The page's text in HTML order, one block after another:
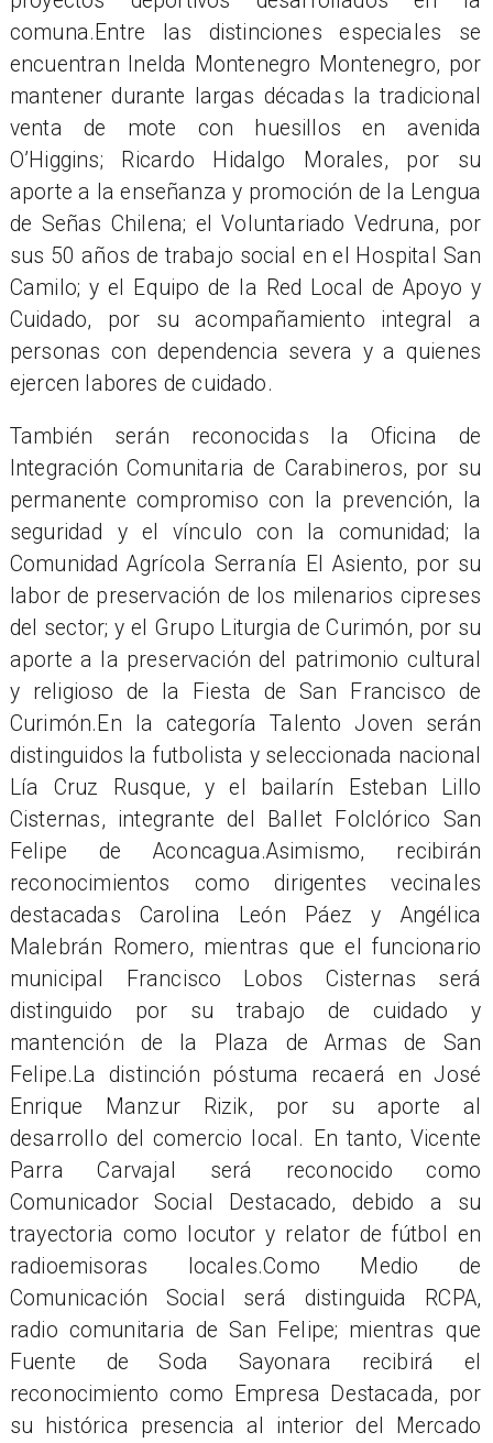
comuna.Entre las distinciones especiales se
encuentran Inelda Montenegro Montenegro, por
mantener durante largas décadas la tradicional
venta de mote con huesillos en avenida
O’Higgins; Ricardo Hidalgo Morales, por su
aporte a la enseñanza y promoción de la Lengua
de Señas Chilena; el Voluntariado Vedruna, por
sus 50 años de trabajo social en el Hospital San
Camilo; y el Equipo de la Red Local de Apoyo y
Cuidado, por su acompañamiento integral a
personas con dependencia severa y a quienes
ejercen labores de cuidado.
También serán reconocidas la Oficina de
Integración Comunitaria de Carabineros, por su
permanente compromiso con la prevención, la
seguridad y el vínculo con la comunidad; la
Comunidad Agrícola Serranía El Asiento, por su
labor de preservación de los milenarios cipreses
del sector; y el Grupo Liturgia de Curimón, por su
aporte a la preservación del patrimonio cultural
y religioso de la Fiesta de San Francisco de
Curimón.En la categoría Talento Joven serán
distinguidos la futbolista y seleccionada nacional
Lía Cruz Rusque, y el bailarín Esteban Lillo
Cisternas, integrante del Ballet Folclórico San
Felipe de Aconcagua.Asimismo, recibirán
reconocimientos como dirigentes vecinales
destacadas Carolina León Páez y Angélica
Malebrán Romero, mientras que el funcionario
municipal Francisco Lobos Cisternas será
distinguido por su trabajo de cuidado y
mantención de la Plaza de Armas de San
Felipe.La distinción póstuma recaerá en José
Enrique Manzur Rizik, por su aporte al
desarrollo del comercio local. En tanto, Vicente
Parra Carvajal será reconocido como
Comunicador Social Destacado, debido a su
trayectoria como locutor y relator de fútbol en
radioemisoras locales.Como Medio de
Comunicación Social será distinguida RCPA,
radio comunitaria de San Felipe; mientras que
Fuente de Soda Sayonara recibirá el
reconocimiento como Empresa Destacada, por
su histórica presencia al interior del Mercado